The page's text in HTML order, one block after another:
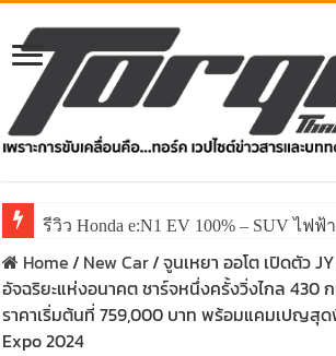
รีวิว Honda e:N1 EV 100% – SUV ไฟ
รีวิว ลองขับ All New GWM HAVAL
Home/ New Car/จูนเหยา ออโต เปิดตัว
อัจฉริยะแห่งอนาคต ชาร์จหนึ่งครั้งวิ่งไกล 430
ราคาเริ่มต้นที่ 759,000 บาท พร้อมแคมเปญสุด
Expo 2024